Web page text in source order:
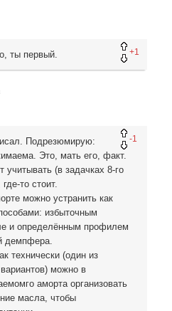
+1
ты первый.
-1
Подрезюмирую:
Это, мать его, факт.
учитывать (в задачках 8-го
то стоит.
можно устранить как
избыточным
и определённым профилем
демпфера.
технически (один из
можно в
аморта организовать
масла, чтобы